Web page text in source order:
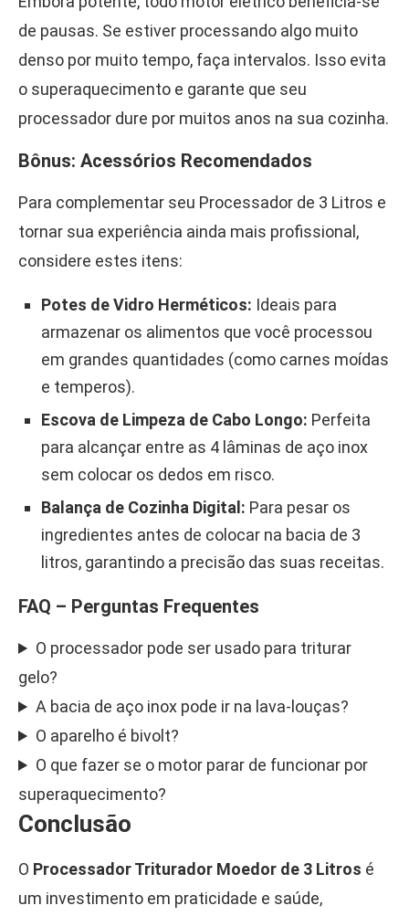
de pausas. Se estiver processando algo muito
denso por muito tempo, faça intervalos. Isso evita
o superaquecimento e garante que seu
processador dure por muitos anos na sua cozinha.
Bônus: Acessórios Recomendados
Para complementar seu Processador de 3 Litros e
tornar sua experiência ainda mais profissional,
considere estes itens:
Potes de Vidro Herméticos: Ideais para
armazenar os alimentos que você processou
em grandes quantidades (como carnes moídas
e temperos).
Escova de Limpeza de Cabo Longo: Perfeita
para alcançar entre as 4 lâminas de aço inox
sem colocar os dedos em risco.
Balança de Cozinha Digital: Para pesar os
ingredientes antes de colocar na bacia de 3
litros, garantindo a precisão das suas receitas.
FAQ – Perguntas Frequentes
O processador pode ser usado para triturar
gelo?
A bacia de aço inox pode ir na lava-louças?
O aparelho é bivolt?
O que fazer se o motor parar de funcionar por
superaquecimento?
Conclusão
O Processador Triturador Moedor de 3 Litros é
um investimento em praticidade e saúde,